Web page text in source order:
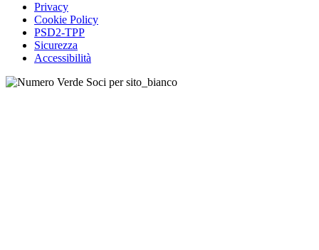
Privacy
Cookie Policy
PSD2-TPP
Sicurezza
Accessibilità